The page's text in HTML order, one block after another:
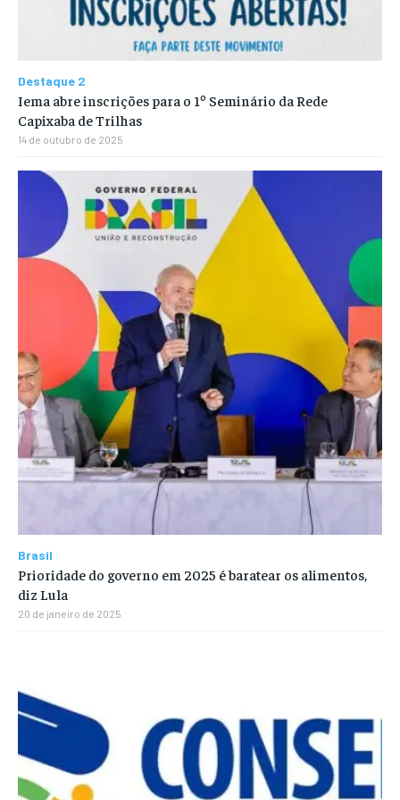
Destaque 2
Iema abre inscrições para o 1º Seminário da Rede
Capixaba de Trilhas
14 de outubro de 2025
Brasil
Prioridade do governo em 2025 é baratear os alimentos,
diz Lula
20 de janeiro de 2025